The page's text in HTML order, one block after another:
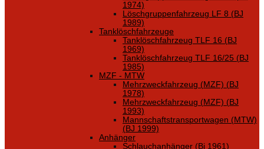
1974)
Löschgruppenfahrzeug LF 8 (BJ
1989)
Tanklöschfahrzeuge
Tanklöschfahrzeug TLF 16 (BJ
1969)
Tanklöschfahrzeug TLF 16/25 (BJ
1985)
MZF - MTW
Mehrzweckfahrzeug (MZF) (BJ
1978)
Mehrzweckfahrzeug (MZF) (BJ
1993)
Mannschaftstransportwagen (MTW)
(BJ 1999)
Anhänger
Schlauchanhänger (Bj 1961)